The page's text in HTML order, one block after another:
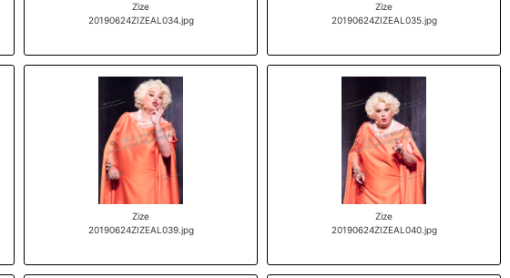
Zize
20190624ZIZEAL034.jpg
Zize
20190624ZIZEAL035.jpg
Zize
20190624ZIZEAL039.jpg
Zize
20190624ZIZEAL040.jpg